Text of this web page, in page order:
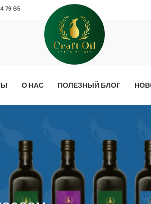
79 65
О НАС ПОЛЕЗНЫЙ БЛОГ